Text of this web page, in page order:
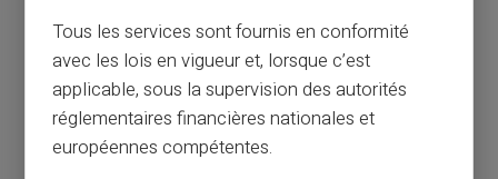
Tous les services sont fournis en conformité
avec les lois en vigueur et, lorsque c’est
applicable, sous la supervision des autorités
réglementaires financières nationales et
européennes compétentes.